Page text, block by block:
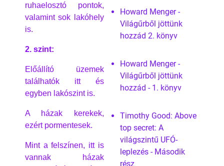
ruhaelosztó pontok,
valamint sok lakóhely
is.
2. szint:
Előállító üzemek
találhatók itt és
egyben lakószint is.
A házak kerekek,
ezért pormentesek.
Mint a felszínen, itt is
vannak házak
Howard Menger -
Világűrből jöttünk
hozzád 2. könyv
Howard Menger -
Világűrből jöttünk
hozzád - 1. könyv
Timothy Good: Above
top secret: A
világszintű UFÓ-
leplezés - Második
rész